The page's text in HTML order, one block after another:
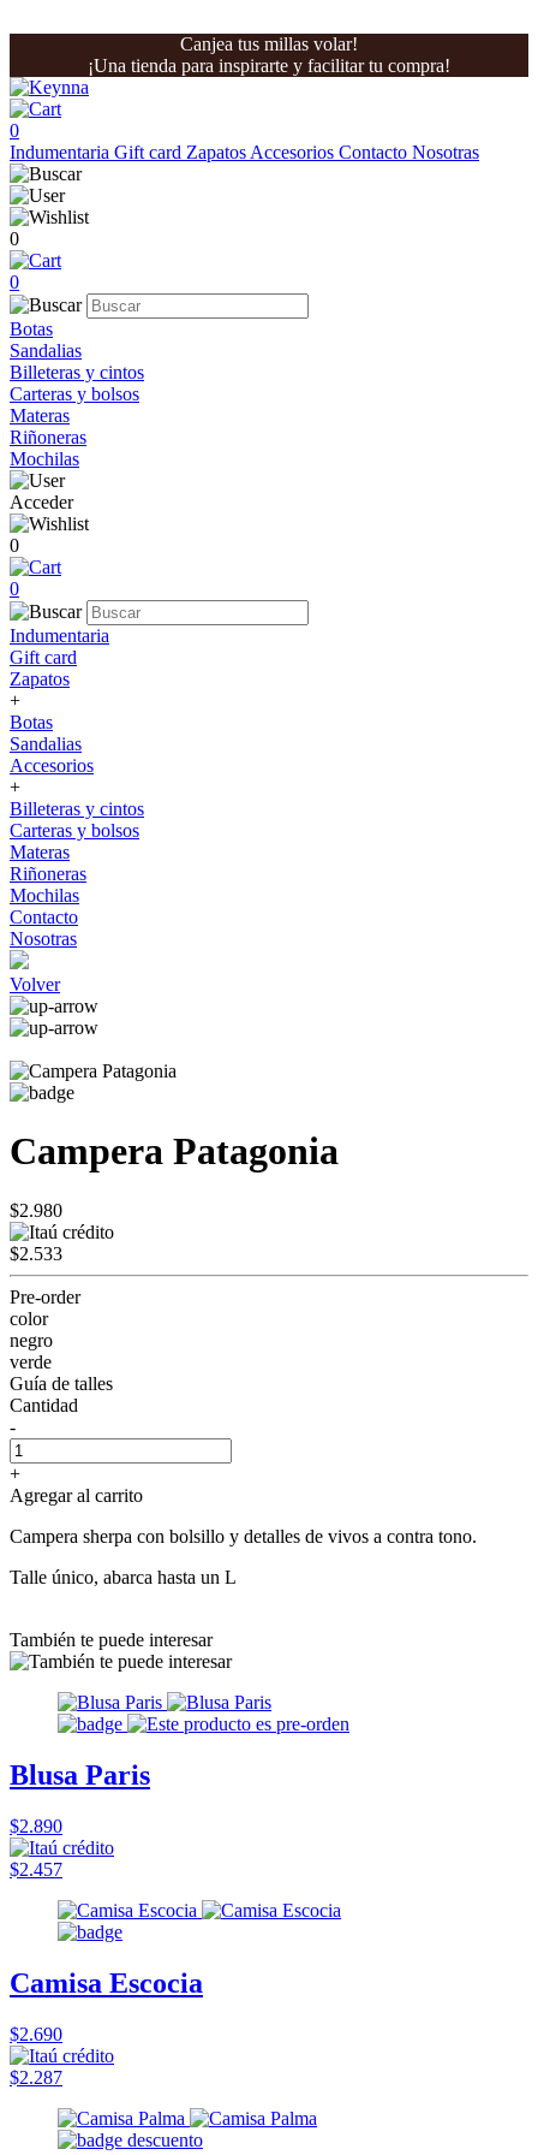
Canjea tus millas volar!
¡Una tienda para inspirarte y facilitar tu compra!
0
Indumentaria Gift card Zapatos Accesorios Contacto Nosotras
0
0
Botas
Sandalias
Billeteras y cintos
Carteras y bolsos
Materas
Riñoneras
Mochilas
Acceder
0
0
Indumentaria
Gift card
Zapatos
+
Botas
Sandalias
Accesorios
+
Billeteras y cintos
Carteras y bolsos
Materas
Riñoneras
Mochilas
Contacto
Nosotras
Volver
Campera Patagonia
$2.980
$2.533
Pre-order
color
negro
verde
Guía de talles
Cantidad
-
+
Agregar al carrito
Campera sherpa con bolsillo y detalles de vivos a contra tono.
Talle único, abarca hasta un L
También te puede interesar
Blusa Paris
$2.890
$2.457
Camisa Escocia
$2.690
$2.287